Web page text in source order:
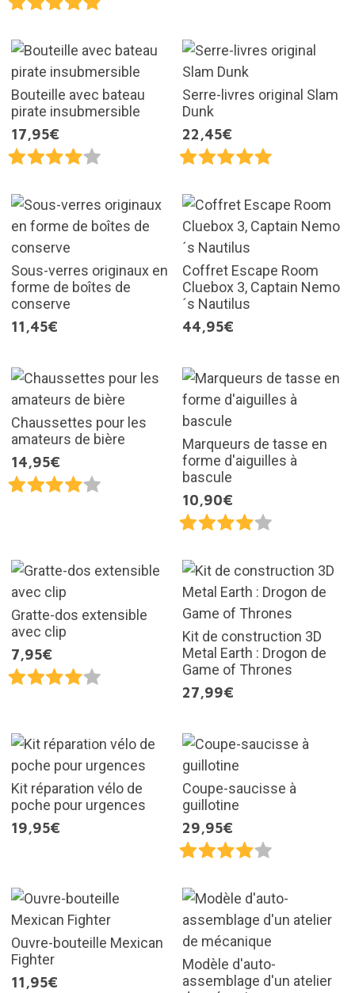
Bouteille avec bateau
pirate insubmersible
17,95€
Serre-livres original Slam
Dunk
22,45€
Sous-verres originaux en
forme de boîtes de
conserve
11,45€
Coffret Escape Room
Cluebox 3, Captain Nemo
´s Nautilus
44,95€
Chaussettes pour les
amateurs de bière
14,95€
Marqueurs de tasse en
forme d'aiguilles à
bascule
10,90€
Gratte-dos extensible
avec clip
7,95€
Kit de construction 3D
Metal Earth : Drogon de
Game of Thrones
27,99€
Kit réparation vélo de
poche pour urgences
19,95€
Coupe-saucisse à
guillotine
29,95€
Ouvre-bouteille Mexican
Fighter
11,95€
Modèle d'auto-
assemblage d'un atelier